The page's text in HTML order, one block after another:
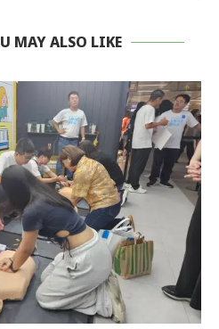
MAY ALSO LIKE